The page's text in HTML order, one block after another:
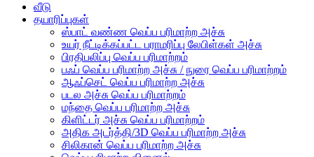
வீடு
தயாரிப்புகள்
ஸ்பாட் வண்ண வெப்ப பரிமாற்ற அச்சு
உயர் நீட்டிக்கப்பட்ட பராமரிப்பு லேபிள்கள் அச்சு
பிரதிபலிப்பு வெப்ப பரிமாற்றம்
பஃப் வெப்ப பரிமாற்ற அச்சு / நுரை வெப்ப பரிமாற்றம்
ஆஃப்செட் வெப்ப பரிமாற்ற அச்சு
படல அச்சு வெப்ப பரிமாற்றம்
மந்தை வெப்ப பரிமாற்ற அச்சு
கிளிட்டர் அச்சு வெப்ப பரிமாற்றம்
அதிக அடர்த்தி/3D வெப்ப பரிமாற்ற அச்சு
சிலிகான் வெப்ப பரிமாற்ற அச்சு